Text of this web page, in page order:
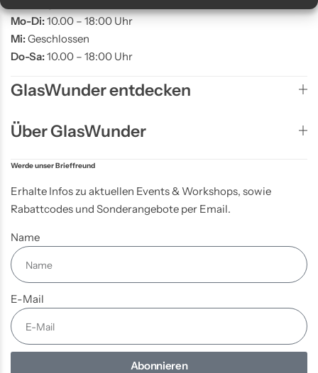
Mo-Di:10.00 – 18:00 Uhr
Mi:Geschlossen
Do-Sa:10.00 – 18:00 Uhr
GlasWunder entdecken
Über GlasWunder
Werde unser Brieffreund
Erhalte Infos zu aktuellen Events & Workshops, sowie
Rabattcodes und Sonderangebote per Email.
Name
E-Mail
Abonnieren